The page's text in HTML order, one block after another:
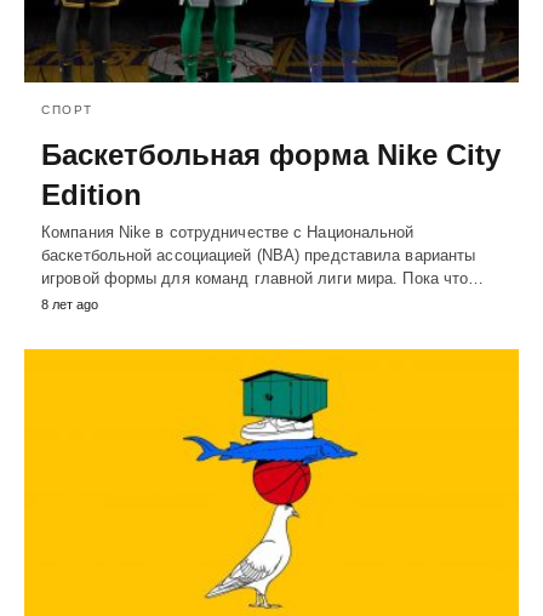
СПОРТ
Баскетбольная форма Nike City
Edition
Компания Nike в сотрудничестве с Национальной
баскетбольной ассоциацией (NBA) представила варианты
игровой формы для команд главной лиги мира. Пока что…
8 лет ago